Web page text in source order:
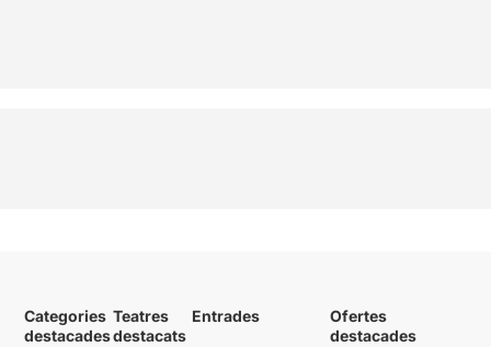
Categories
destacades
Teatres
destacats
Entrades
Ofertes
destacades